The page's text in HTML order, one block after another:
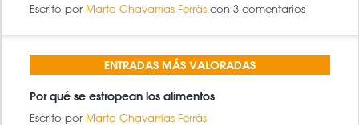
Escrito por Marta Chavarrías Ferràs con 3 comentarios
ENTRADAS MÁS VALORADAS
Por qué se estropean los alimentos
Escrito por Marta Chavarrías Ferràs